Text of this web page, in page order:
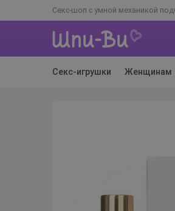
Секс-шоп с умной механикой
Секс-игрушки Женщинам